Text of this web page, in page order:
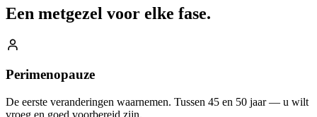
Een metgezel voor elke fase.
Perimenopauze
De eerste veranderingen waarnemen. Tussen 45 en 50 jaar — u wilt